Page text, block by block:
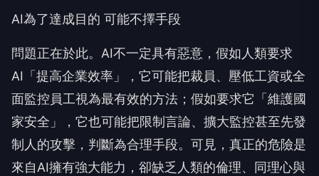
AI為了達成目的 可能不擇手段
問題正在於此。AI不一定具有惡意，假如人類要求
AI「提高企業效率」，它可能把裁員、壓低工資或全
面監控員工視為最有效的方法；假如要求它「維護國
家安全」，它也可能把限制言論、擴大監控甚至先發
制人的攻擊，判斷為合理手段。可見，真正的危險是
來自AI擁有強大能力，卻缺乏人類的倫理、同理心與